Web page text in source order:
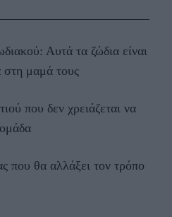
Αυτά τα ζώδια είναι
μαμά τους
που δεν χρειάζεται να
που θα αλλάξει τον τρόπο